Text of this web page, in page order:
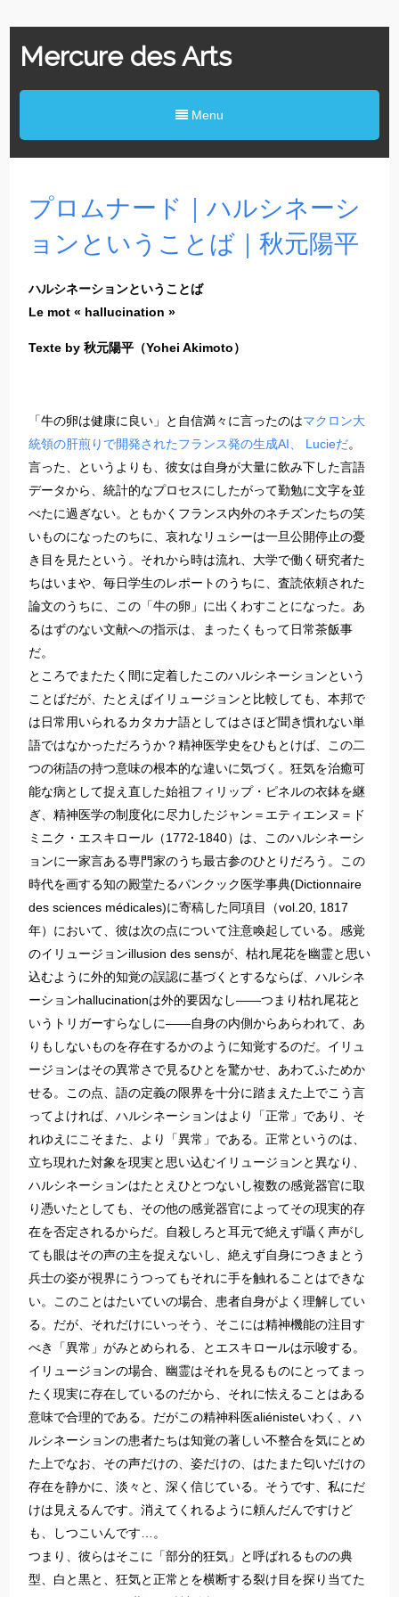
Mercure des Arts
Menu
プロムナード｜ハルシネーシ
ョンということば｜秋元陽平
ハルシネーションということば
Le mot « hallucination »
Texte by 秋元陽平（Yohei Akimoto）
「牛の卵は健康に良い」と自信満々に言ったのはマクロン大
統領の肝煎りで開発されたフランス発の生成AI、 Lucieだ。
言った、というよりも、彼女は自身が大量に飲み下した言語
データから、統計的なプロセスにしたがって勤勉に文字を並
べたに過ぎない。ともかくフランス内外のネチズンたちの笑
いものになったのちに、哀れなリュシーは一旦公開停止の憂
き目を見たという。それから時は流れ、大学で働く研究者た
ちはいまや、毎日学生のレポートのうちに、査読依頼された
論文のうちに、この「牛の卵」に出くわすことになった。あ
るはずのない文献への指示は、まったくもって日常茶飯事
だ。
ところでまたたく間に定着したこのハルシネーションという
ことばだが、たとえばイリュージョンと比較しても、本邦で
は日常用いられるカタカナ語としてはさほど聞き慣れない単
語ではなかっただろうか？精神医学史をひもとけば、この二
つの術語の持つ意味の根本的な違いに気づく。狂気を治癒可
能な病として捉え直した始祖フィリップ・ピネルの衣鉢を継
ぎ、精神医学の制度化に尽力したジャン＝エティエンヌ＝ド
ミニク・エスキロール（1772‐1840）は、このハルシネーシ
ョンに一家言ある専門家のうち最古参のひとりだろう。この
時代を画する知の殿堂たるパンクック医学事典(Dictionnaire
des sciences médicales)に寄稿した同項目（vol.20, 1817
年）において、彼は次の点について注意喚起している。感覚
のイリュージョンillusion des sensが、枯れ尾花を幽霊と思い
込むように外的知覚の誤認に基づくとするならば、ハルシネ
ーションhallucinationは外的要因なし——つまり枯れ尾花と
いうトリガーすらなしに——自身の内側からあらわれて、あ
りもしないものを存在するかのように知覚するのだ。イリュ
ージョンはその異常さで見るひとを驚かせ、あわてふためか
せる。この点、語の定義の限界を十分に踏まえた上でこう言
ってよければ、ハルシネーションはより「正常」であり、そ
れゆえにこそまた、より「異常」である。正常というのは、
立ち現れた対象を現実と思い込むイリュージョンと異なり、
ハルシネーションはたとえひとつないし複数の感覚器官に取
り憑いたとしても、その他の感覚器官によってその現実的存
在を否定されるからだ。自殺しろと耳元で絶えず囁く声がし
ても眼はその声の主を捉えないし、絶えず自身につきまとう
兵士の姿が視界にうつってもそれに手を触れることはできな
い。このことはたいていの場合、患者自身がよく理解してい
る。だが、それだけにいっそう、そこには精神機能の注目す
べき「異常」がみとめられる、とエスキロールは示唆する。
イリュージョンの場合、幽霊はそれを見るものにとってまっ
たく現実に存在しているのだから、それに怯えることはある
意味で合理的である。だがこの精神科医aliénisteいわく、ハ
ルシネーションの患者たちは知覚の著しい不整合を気にとめ
た上でなお、その声だけの、姿だけの、はたまた匂いだけの
存在を静かに、淡々と、深く信じている。そうです、私にだ
けは見えるんです。消えてくれるように頼んだんですけど
も、しつこいんです…。
つまり、彼らはそこに「部分的狂気」と呼ばれるものの典
型、白と黒と、狂気と正常とを横断する裂け目を探り当てた